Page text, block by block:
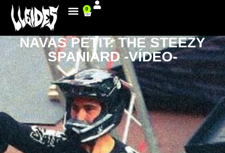
0
NAVAS PETIT: THE STEEZY
SPANIARD -VÍDEO-